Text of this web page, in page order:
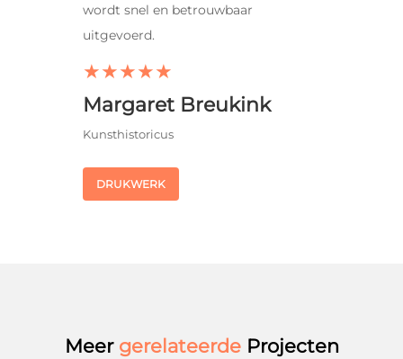
wordt snel en betrouwbaar
uitgevoerd.
★★★★★
Margaret Breukink
Kunsthistoricus
DRUKWERK
Meer gerelateerdeProjecten